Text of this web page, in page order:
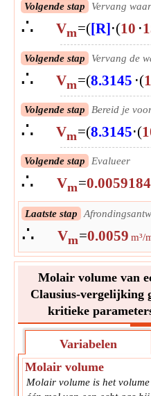
Volgende stap Vervang
∴ Vm=([R]⋅(10 ⋅
Volgende stap Vervang de
∴ Vm=(8.3145 ⋅(
Volgende stap Bereid je
∴ Vm=(8.3145⋅(
Volgende stap Evalueer
∴ Vm=
Laatste stap
∴ Vm=0.0059 m³/
Molair volume van
Clausius-vergelijking
kritieke
Variabelen
Molair volume
Molair volume is het